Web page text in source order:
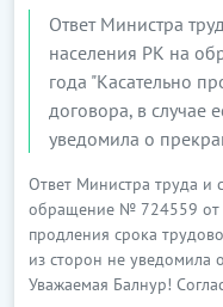
Ответ Министра
населения РК на
года "Касательно
договора, в случае
уведомила о
Ответ Министра труда и
обращение № 724559 от
продления срока
из сторон не
Уважаемая Балнур!